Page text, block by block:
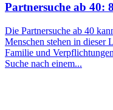
Partnersuche ab 40:
Die Partnersuche ab 40
Menschen stehen in dieser
Familie und
Suche nach einem...